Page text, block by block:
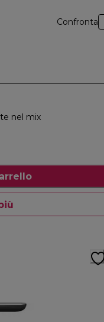
Confronta
nel mix